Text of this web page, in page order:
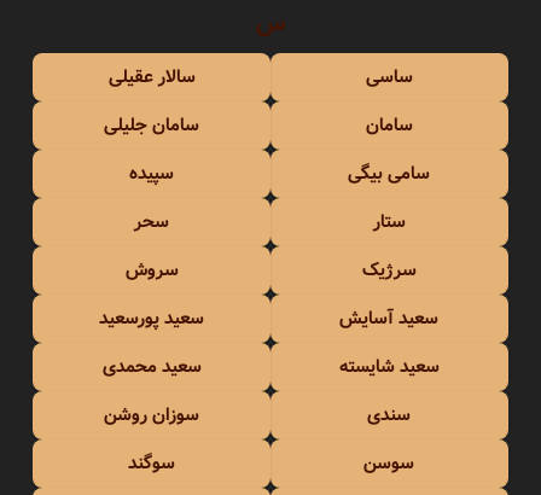
س
ساسی
سالار عقیلی
سامان
سامان جلیلی
سامی بیگی
سپیده
ستار
سحر
سرژیک
سروش
سعید آسایش
سعید پورسعید
سعید شایسته
سعید محمدی
سندی
سوزان روشن
سوسن
سوگند